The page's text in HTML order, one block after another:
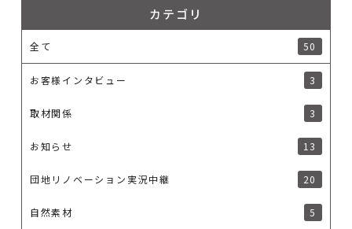
カテゴリ
全て 50
お客様インタビュー 3
取材関係 3
お知らせ 13
団地リノベーション実況中継 20
自然素材 5